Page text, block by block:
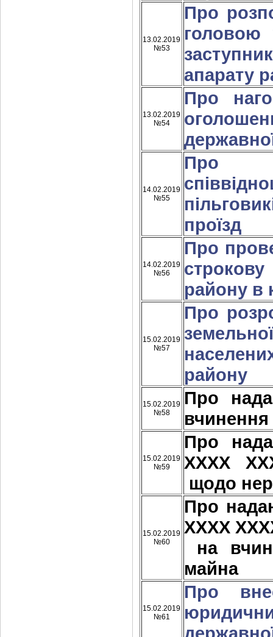
13.02.2019
№53
Про
головою
апарату
13.02.2019
№54
Про
14.02.2019
№55
Про
проїзд
14.02.2019
№56
Про
району в
15.02.2019
№57
Про
району
15.02.2019
№58
Про
15.02.2019
№59
Про
ХХХХ
щодо
15.02.2019
№60
Про
ХХХХ
на
майна
15.02.2019
№61
Про